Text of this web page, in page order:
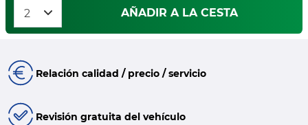
AÑADIR A LA CESTA
Relación calidad / precio / servicio
Revisión gratuita del vehículo